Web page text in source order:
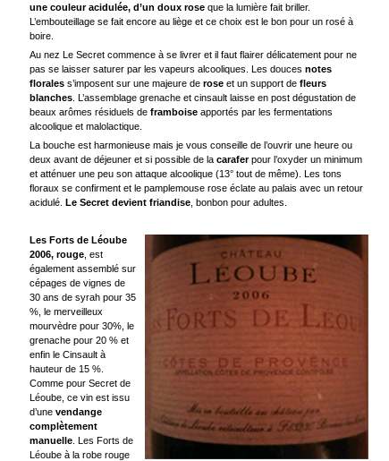
une couleur acidulée, d’un doux roseque la lumière fait briller.
L’embouteillage se fait encore au liège et ce choix est le bon pour un rosé à
boire.
Au nez Le Secret commence à se livrer et il faut flairer délicatement pour ne
pas se laisser saturer par les vapeurs alcooliques. Les douces notes
floraless’imposent sur une majeure de roseet un support de fleurs
blanches. L’assemblage grenache et cinsault laisse en post dégustation de
beaux arômes résiduels de framboiseapportés par les fermentations
alcoolique et malolactique.
La bouche est harmonieuse mais je vous conseille de l’ouvrir une heure ou
deux avant de déjeuner et si possible de la caraferpour l’oxyder un minimum
et atténuer une peu son attaque alcoolique (13° tout de même). Les tons
floraux se confirment et le pamplemouse rose éclate au palais avec un retour
acidulé. Le Secret devient friandise, bonbon pour adultes.
Les Forts de Léoube
2006, rouge, est
également assemblé sur
cépages de vignes de
30 ans de syrah pour 35
%, le merveilleux
mourvèdre pour 30%, le
grenache pour 20 % et
enfin le Cinsault à
hauteur de 15 %.
Comme pour Secret de
Léoube, ce vin est issu
d’une vendange
complètement
manuelle. Les Forts de
Léoube à la robe rouge